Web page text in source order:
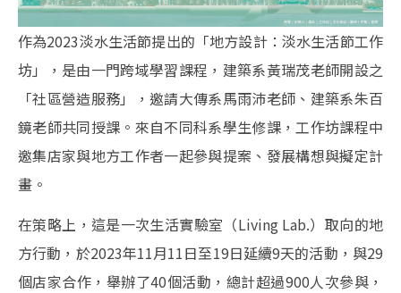
作為2023淡水生活節提出的「地方設計：淡水生活節工作
坊」，是由一門跨域學習課程，建築系黃瑞茂老師開設之
「社區營造服務」，邀請大傳系馬雨沛老師、建築系朱百
鏡老師共同授課。來自不同科系學生修課，工作坊課程中
邀集店家與地方工作者一起參與提案、發展構想與擬定計
畫。
在策略上，這是一次生活實驗室（Living Lab.）取向的地
方行動，於2023年11月11日至19日延續9天的活動，與29
個店家合作，舉辦了40個活動，總計超過900人次參與，